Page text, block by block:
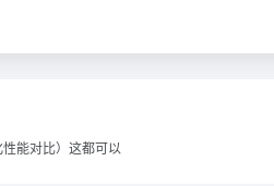
能对比）这都可以